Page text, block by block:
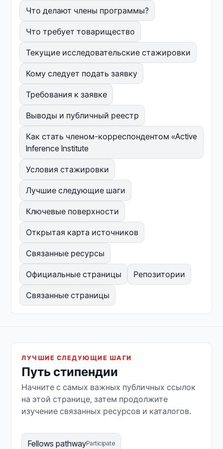
Что делают члены программы?
Что требует товарищество
Текущие исследовательские стажировки
Кому следует подать заявку
Требования к заявке
Выводы и публичный реестр
Как стать членом-корреспондентом «Active
Inference Institute
Условия стажировки
Лучшие следующие шаги
Ключевые поверхности
Открытая карта источников
Связанные ресурсы
Официальные страницы Репозитории
Связанные страницы
ЛУЧШИЕ СЛЕДУЮЩИЕ ШАГИ
Путь стипендии
Начните с самых важных публичных ссылок
на этой странице, затем продолжите
изучение связанных ресурсов и каталогов.
Fellows pathwayParticipate